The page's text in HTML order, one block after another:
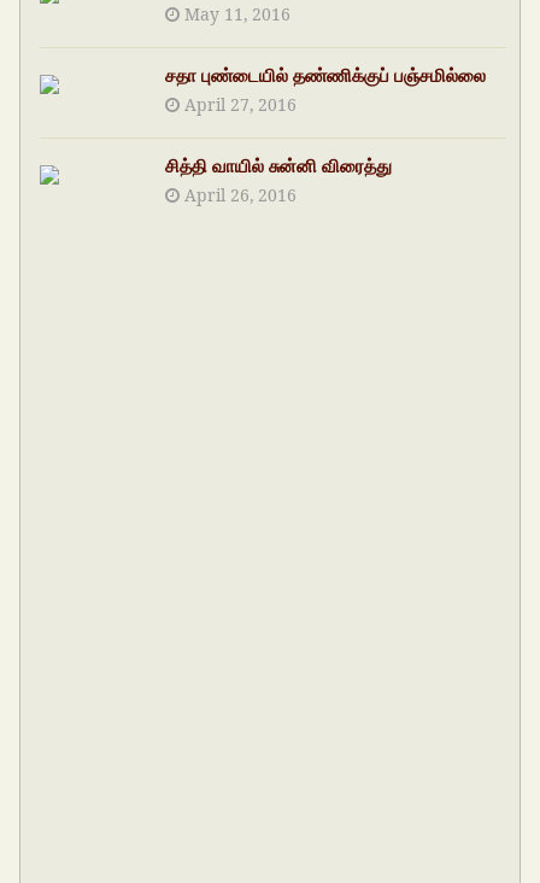
May 11, 2016
சதா புண்டையில் தண்ணிக்குப் பஞ்சமில்லை
April 27, 2016
சித்தி வாயில் சுன்னி விரைத்து
April 26, 2016